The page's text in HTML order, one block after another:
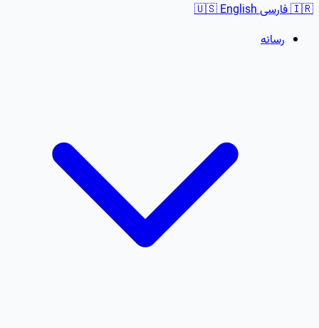
🇮🇷فارسی 🇺🇸English
رسانه